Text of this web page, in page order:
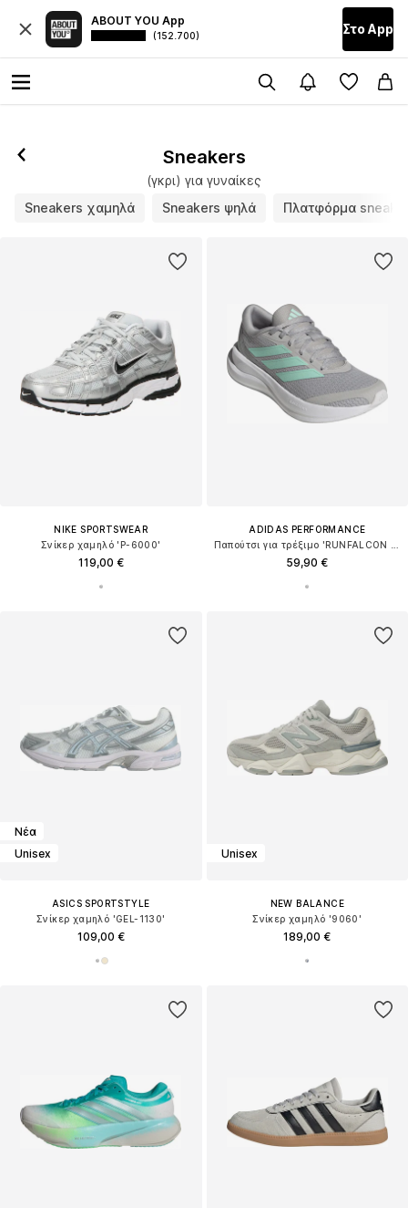
ABOUT YOU App
(152.700) Στο Αpp
Sneakers
(γκρι) για γυναίκες
Sneakers χαμηλά
Sneakers ψηλά Πλατφόρμα
NIKE SPORTSWEAR
Σνίκερ χαμηλό 'P-6000'
119,00 €
ADIDAS PERFORMANCE
59,90 €
Νέα
Unisex
ASICS SPORTSTYLE
Σνίκερ χαμηλό 'GEL-1130'
109,00 €
Unisex
NEW BALANCE
Σνίκερ χαμηλό '9060'
189,00 €